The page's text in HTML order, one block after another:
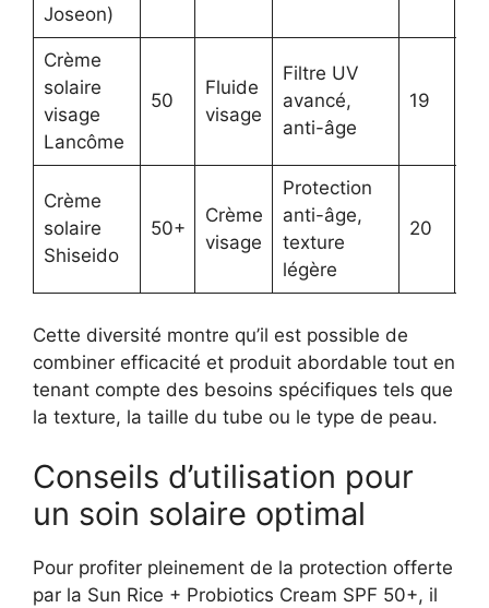
Joseon)
Crème
solaire
visage
Lancôme
50
Fluide
visage
Filtre UV
avancé,
anti-âge
19
Crème
solaire
Shiseido
50+
Crème
visage
Protection
anti-âge,
texture
légère
20
Cette diversité montre qu’il est possible de
combiner efficacité et produit abordable tout en
tenant compte des besoins spécifiques tels que
la texture, la taille du tube ou le type de peau.
Conseils d’utilisation pour
un soin solaire optimal
Pour profiter pleinement de la protection offerte
par la Sun Rice + Probiotics Cream SPF 50+, il